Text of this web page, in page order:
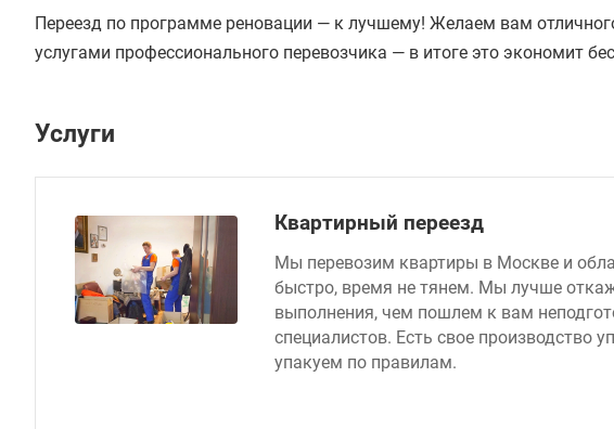
Переезд по программе реновации — к лучшему! Желаем вам
услугами профессионального перевозчика — в итоге это экономит
Услуги
Квартирный переезд
Мы перевозим квартиры в Москве и
быстро, время не тянем. Мы лучше
выполнения, чем пошлем к вам
специалистов. Есть свое производство
упакуем по правилам.